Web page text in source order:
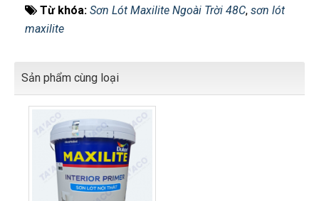
Từ khóa: Sơn Lót Maxilite Ngoài Trời 48C, sơn lót
maxilite
Sản phẩm cùng loại